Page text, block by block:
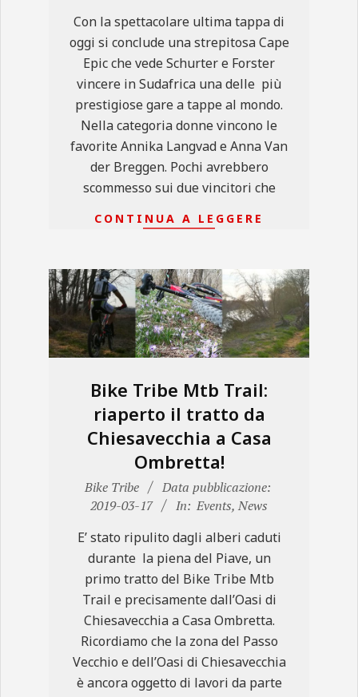
Con la spettacolare ultima tappa di
oggi si conclude una strepitosa Cape
Epic che vede Schurter e Forster
vincere in Sudafrica una delle più
prestigiose gare a tappe al mondo.
Nella categoria donne vincono le
favorite Annika Langvad e Anna Van
der Breggen. Pochi avrebbero
scommesso sui due vincitori che
CONTINUA A LEGGERE
Bike Tribe Mtb Trail:
riaperto il tratto da
Chiesavecchia a Casa
Ombretta!
2019-
Bike Tribe
Data pubblicazione:
2019-03-17
In: Events, News
E’ stato ripulito dagli alberi caduti
durante la piena del Piave, un
primo tratto del Bike Tribe Mtb
Trail e precisamente dall’Oasi di
Chiesavecchia a Casa Ombretta.
Ricordiamo che la zona del Passo
Vecchio e dell’Oasi di Chiesavecchia
è ancora oggetto di lavori da parte